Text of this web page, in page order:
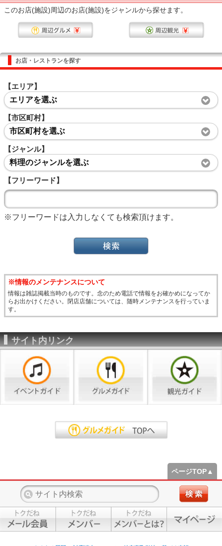
このお店(施設)周辺のお店(施設)をジャンルから探せます。
お店・レストランを探す
【エリア】
エリアを選ぶ
【市区町村】
市区町村を選ぶ
【ジャンル】
料理のジャンルを選ぶ
【フリーワード】
※フリーワードは入力しなくても検索頂けます。
※情報のメンテナンスについて
情報は雑誌掲載当時のものです。念のため電話で情報をお確かめになってか
らお出かけください。閉店店舗については、随時メンテナンスを行っていま
す。
サイト内リンク
ページTOP▲